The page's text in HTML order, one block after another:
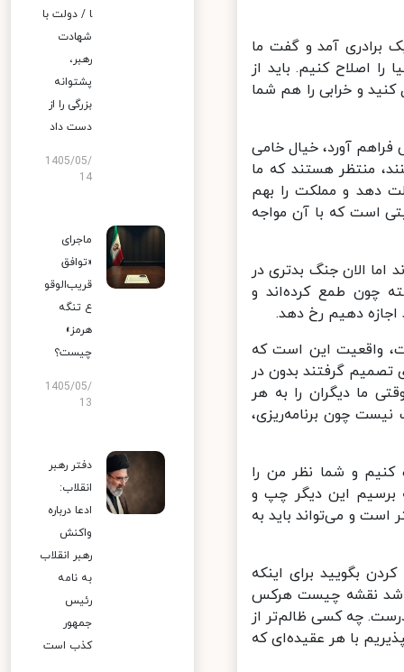
آمد و گفت ما
اصلاح کنیم. باید از
و خرابی را هم شما
آورد، خیال خامی
منتظر هستند که ما
دهد و مملکت را بهم
است که با آن مواجه
الان جنگ بدتری در
چون طمع کرده‌اند و
دهیم رخ دهد.
واقعیت این است که
گرفتند بدون در
ما دیگران را به هر
چون برنامه‌ریزی،
و شما نظر من را
این دیگر چپ و
و می‌تواند باید به
بگویید برای اینکه
نقشه چیست هرکس
چه کسی ظالم‌تر از
با هر عقیده‌ای که
ا / دولت با
شهادت
رهبر،
پشتوانه
بزرگی را از
دست داد
1405/05/
14
ماجرای
«توافق
قریب‌الوقو
ع تنگه
هرمز»
چیست؟
1405/05/
13
دفتر رهبر
انقلاب:
ادعا درباره
واکنش
رهبر انقلاب
به نامه
رئیس
جمهور
کذب است